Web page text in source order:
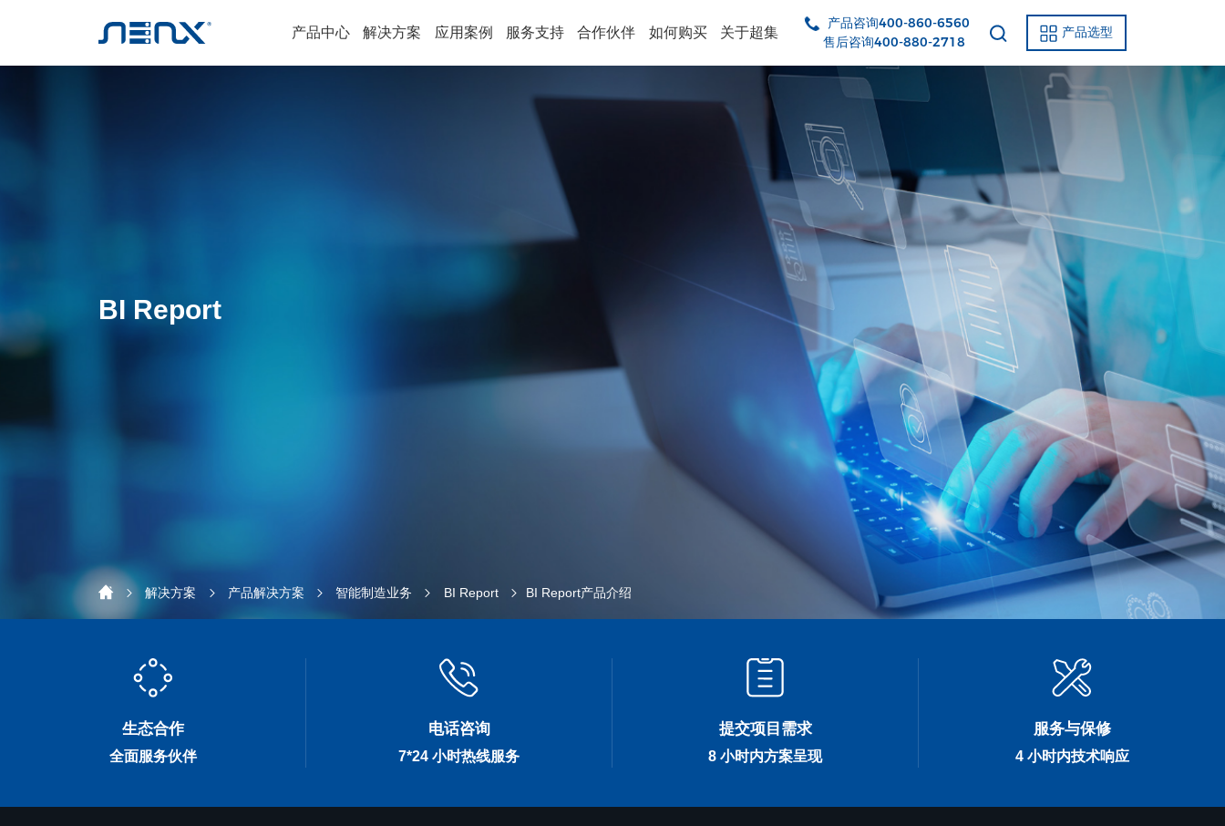
产品中心 解决方案 应用案例 服务支持 合作伙伴 如何购买 关于超集
产品咨询400-860-6560
售后咨询400-880-2718
产品选型
BI Report
解决方案 产品解决方案 智能制造业务 BI Report BI Report产品介绍
生态合作
全面服务伙伴
电话咨询
7*24 小时热线服务
提交项目需求
8 小时内方案呈现
服务与保修
4 小时内技术响应